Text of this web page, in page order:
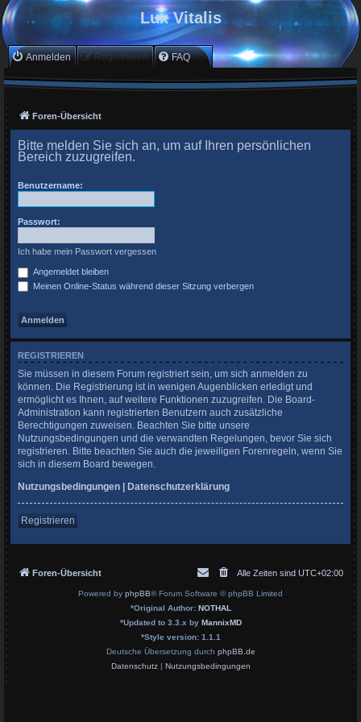
Lux Vitalis
Anmelden Registrieren FAQ
Foren-Übersicht
Bitte melden Sie sich an, um auf Ihren persönlichen
Bereich zuzugreifen.
Benutzername:
Passwort:
Ich habe mein Passwort vergessen
Angemeldet bleiben
Meinen Online-Status während dieser Sitzung verbergen
REGISTRIEREN
Sie müssen in diesem Forum registriert sein, um sich anmelden zu
können. Die Registrierung ist in wenigen Augenblicken erledigt und
ermöglicht es Ihnen, auf weitere Funktionen zuzugreifen. Die Board-
Administration kann registrierten Benutzern auch zusätzliche
Berechtigungen zuweisen. Beachten Sie bitte unsere
Nutzungsbedingungen und die verwandten Regelungen, bevor Sie sich
registrieren. Bitte beachten Sie auch die jeweiligen Forenregeln, wenn Sie
sich in diesem Board bewegen.
Nutzungsbedingungen | Datenschutzerklärung
Registrieren
Foren-Übersicht Alle Zeiten sind UTC+02:00
Powered by phpBB® Forum Software © phpBB Limited
*Original Author: NOTHAL
*Updated to 3.3.x by MannixMD
*Style version: 1.1.1
Deutsche Übersetzung durch phpBB.de
Datenschutz| Nutzungsbedingungen